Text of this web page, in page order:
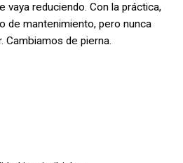
vaya reduciendo. Con la práctica,
de mantenimiento, pero nunca
Cambiamos de pierna.